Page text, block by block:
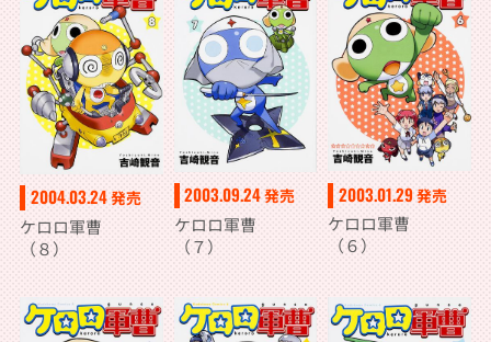
2004.03.24発売
ケロロ軍曹
（８）
2003.09.24発売
ケロロ軍曹
（７）
2003.01.29発売
ケロロ軍曹
（６）